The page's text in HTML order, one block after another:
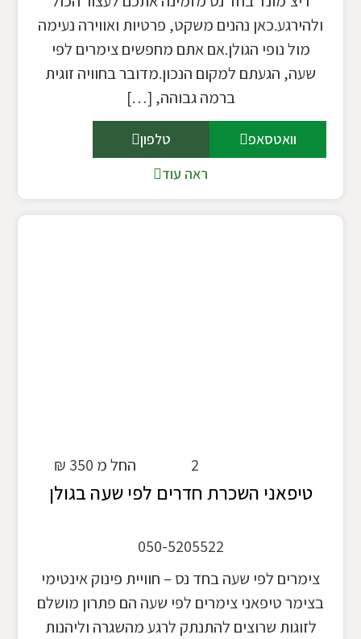
ולהירגע.כאן נהנים משקט, פרטיות ואווירה נעימה
מול נופי הגולן.אם אתם מחפשים צימרים לפי
שעה, הגעתם למקום הנכון.מדובר בחוויה זוגית
ברמה גבוהה, […]
וואטסאפ
טלפון
ראה עוד
החל מ 350 ₪ 2
טיפאני השכרת חדרים לפי שעה בגולן
050-5205522
צימרים לפי שעה בחד נס – חוויית פינוק אינטימי
בצימר טיפאני צימרים לפי שעה הם פתרון מושלם
לזוגות שרוצים להתנתק לרגע מהשגרה וליהנות